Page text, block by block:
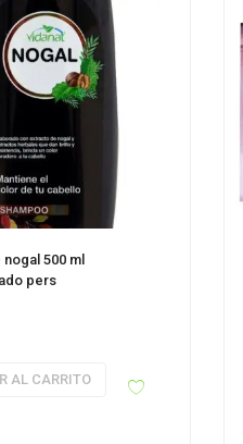
500 ml
pers
AL CARRITO